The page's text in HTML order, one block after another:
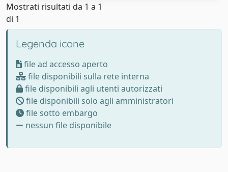
Mostrati risultati da 1 a 1
di 1
Legenda icone
file ad accesso aperto
file disponibili sulla rete interna
file disponibili agli utenti autorizzati
file disponibili solo agli amministratori
file sotto embargo
nessun file disponibile